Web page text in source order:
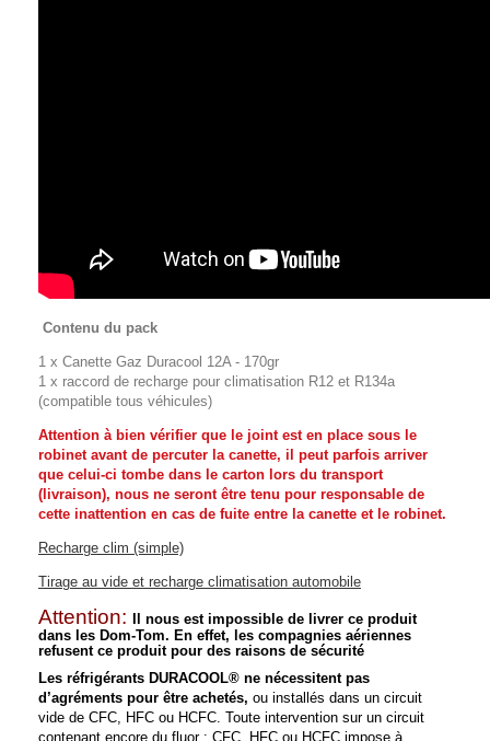
Contenu du pack
1 x Canette Gaz Duracool 12A - 170gr
1 x raccord de recharge pour climatisation R12 et R134a
(compatible tous véhicules)
Attention à bien vérifier que le joint est en place sous le
robinet avant de percuter la canette, il peut parfois arriver
que celui-ci tombe dans le carton lors du transport
(livraison), nous ne seront être tenu pour responsable de
cette inattention en cas de fuite entre la canette et le robinet.
Recharge clim (simple)
Tirage au vide et recharge climatisation automobile
Attention:
Il nous est impossible de livrer ce produit
dans les Dom-Tom. En effet, les compagnies aériennes
refusent ce produit pour des raisons de sécurité
Les réfrigérants DURACOOL® ne nécessitent pas
d’agréments pour être achetés, ou installés dans un circuit
vide de CFC, HFC ou HCFC. Toute intervention sur un circuit
contenant encore du fluor : CFC, HFC ou HCFC impose à